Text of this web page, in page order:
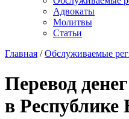
Адвокаты
Молитвы
Статьи
Главная /Обслуживаемые
Перевод
в Республике